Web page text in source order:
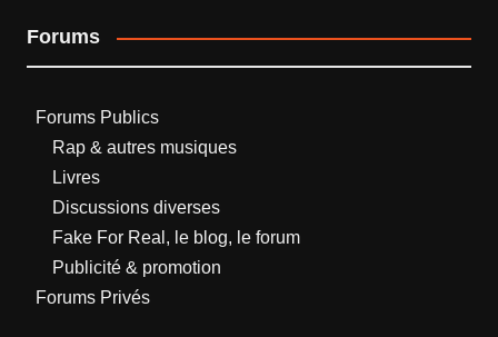
Forums
Forums Publics
Rap & autres musiques
Livres
Discussions diverses
Fake For Real, le blog, le forum
Publicité & promotion
Forums Privés